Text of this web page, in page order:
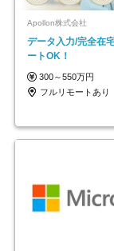
Apollon株式会社
データ入力/完全在
ートOK！
300～550万円
フルリモートあり